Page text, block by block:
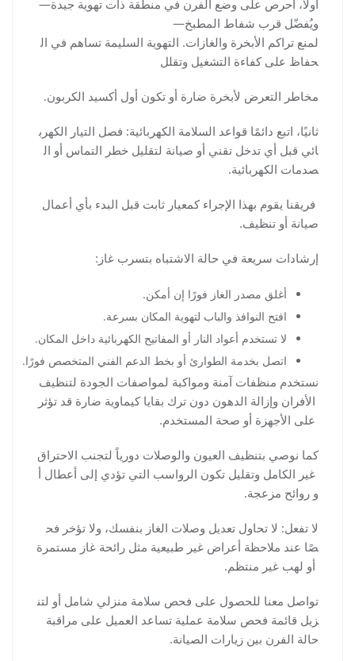
أولًا، احرص على وضع الفرن في منطقة ذات تهوية جيدة—
ويُفضّل قرب شفاط المطبخ—
لمنع تراكم الأبخرة والغازات. التهوية السليمة تساهم في ال
حفاظ على كفاءة التشغيل وتقلل
مخاطر التعرض لأبخرة ضارة أو تكون أول أكسيد الكربون.
ثانيًا، اتبع دائمًا قواعد السلامة الكهربائية: فصل التيار الكهرب
ائي قبل أي تدخل تقني أو صيانة لتقليل خطر التماس أو ال
صدمات الكهربائية.
فريقنا يقوم بهذا الإجراء كمعيار ثابت قبل البدء بأي أعمال
صيانة أو تنظيف.
إرشادات سريعة في حالة الاشتباه بتسرب غاز:
أغلق مصدر الغاز فورًا إن أمكن.
افتح النوافذ والباب لتهوية المكان بسرعة.
لا تستخدم أعواد النار أو المفاتيح الكهربائية داخل المكان.
اتصل بخدمة الطوارئ أو بخط الدعم الفني المتخصص فورًا.
نستخدم منظفات آمنة ومواكبة لمواصفات الجودة لتنظيف
الأفران وإزالة الدهون دون ترك بقايا كيماوية ضارة قد تؤثر
على الأجهزة أو صحة المستخدم.
كما نوصي بتنظيف العيون والوصلات دورياً لتجنب الاحتراق
غير الكامل وتقليل تكون الرواسب التي تؤدي إلى أعطال أ
و روائح مزعجة.
لا تفعل: لا تحاول تعديل وصلات الغاز بنفسك، ولا تؤخر فح
صًا عند ملاحظة أعراض غير طبيعية مثل رائحة غاز مستمرة
أو لهب غير منتظم.
تواصل معنا للحصول على فحص سلامة منزلي شامل أو لتن
زيل قائمة فحص سلامة عملية تساعد العميل على مراقبة
حالة الفرن بين زيارات الصيانة.